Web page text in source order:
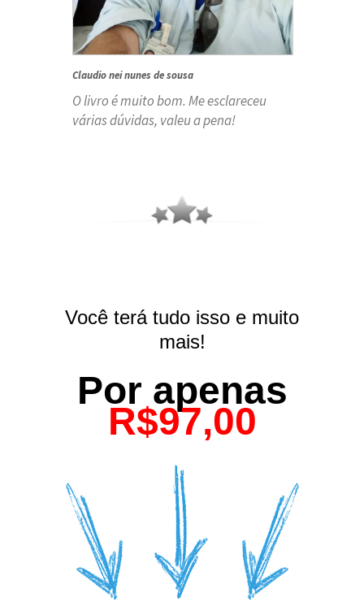
Claudio nei nunes de sousa
O livro é muito bom. Me esclareceu
várias dúvidas, valeu a pena!
Você terá tudo isso e muito
mais!
Por apenas
R$97,00